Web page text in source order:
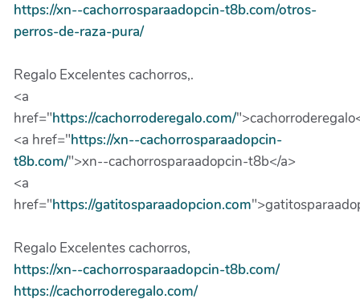
https://xn--cachorrosparaadopcin-t8b.com/otros-
perros-de-raza-pura/
Regalo Excelentes cachorros,.
<a
href="https://cachorroderegalo.com/
<a href="https://xn--cachorrosparaadopcin-
t8b.com/">xn--cachorrosparaadopcin-t8b</a>
<a
href="https://gatitosparaadopcion.com
Regalo Excelentes cachorros,
https://xn--cachorrosparaadopcin-t8b.com/
https://cachorroderegalo.com/